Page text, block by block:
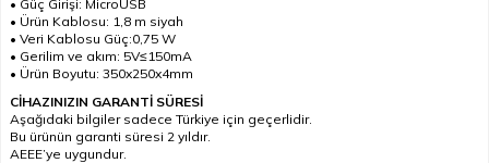
• Güç Girişi: MicroUSB
• Ürün Kablosu: 1,8 m siyah
• Veri Kablosu Güç:0,75 W
• Gerilim ve akım: 5V≤150mA
• Ürün Boyutu: 350x250x4mm
CİHAZINIZIN GARANTİ SÜRESİ
Aşağıdaki bilgiler sadece Türkiye için geçerlidir.
Bu ürünün garanti süresi 2 yıldır.
AEEE’ye uygundur.